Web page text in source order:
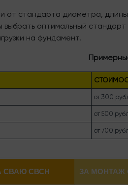
от стандарта диаметра,
оптимальный
на фундамент.
от 300
от 500
от 700
СВАЮ СВСН ЗА МОНТАЖ